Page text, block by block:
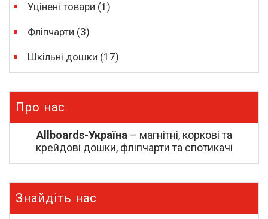
Уцінені товари (1)
Фліпчарти (3)
Шкільні дошки (17)
Про нас
Allboards-Україна– магнітні, коркові та
крейдові дошки, фліпчарти та спотикачі
Знайдіть нас